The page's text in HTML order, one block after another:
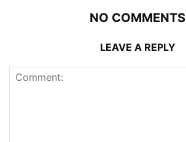
NO COMMENTS
LEAVE A REPLY